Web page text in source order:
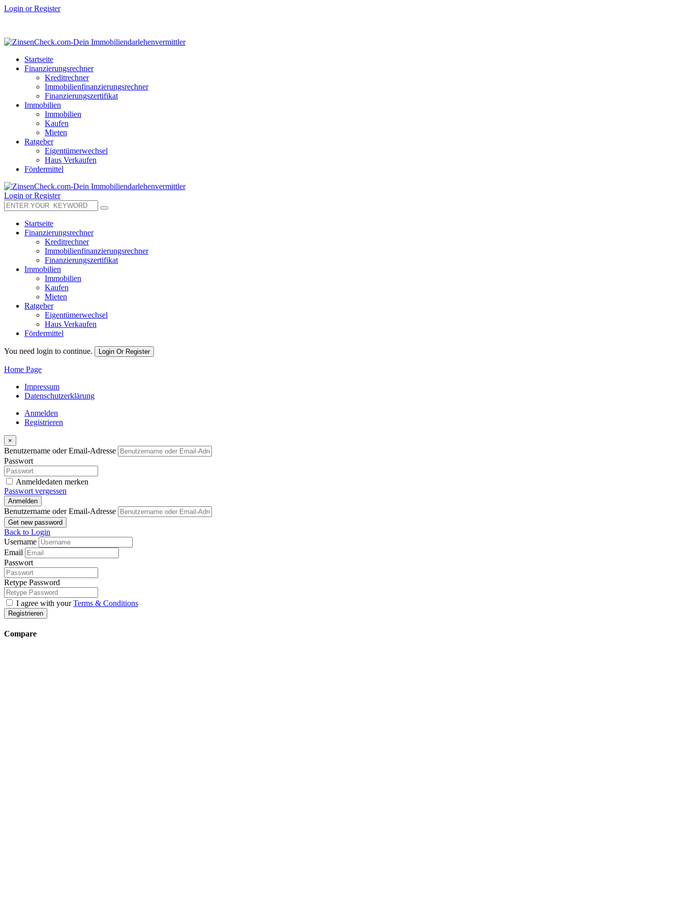
Login or Register
Startseite
Finanzierungsrechner
Kreditrechner
Immobilienfinanzierungsrechner
Finanzierungszertifikat
Immobilien
Immobilien
Kaufen
Mieten
Ratgeber
Eigentümerwechsel
Haus Verkaufen
Fördermittel
Login or Register
Startseite
Finanzierungsrechner
Kreditrechner
Immobilienfinanzierungsrechner
Finanzierungszertifikat
Immobilien
Immobilien
Kaufen
Mieten
Ratgeber
Eigentümerwechsel
Haus Verkaufen
Fördermittel
You need login to continue. Login Or Register
Home Page
Impressum
Datenschutzerklärung
Anmelden
Registrieren
×
Benutzername oder Email-Adresse
Passwort
Anmeldedaten merken
Passwort vergessen
Anmelden
Benutzername oder Email-Adresse
Get new password
Back to Login
Username
Email
Passwort
Retype Password
I agree with yourTerms & Conditions
Registrieren
Compare